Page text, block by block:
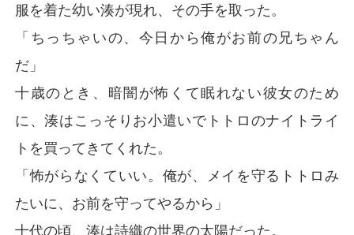
服を着た幼い湊が現れ、その手を取った。
「ちっちゃいの、今日から俺がお前の兄ちゃん
だ」
十歳のとき、暗闇が怖くて眠れない彼女のため
に、湊はこっそりお小遣いでトトロのナイトライ
トを買ってきてくれた。
「怖がらなくていい。俺が、メイを守るトトロみ
たいに、お前を守ってやるから」
十代の頃、湊は詩織の世界の太陽だった。